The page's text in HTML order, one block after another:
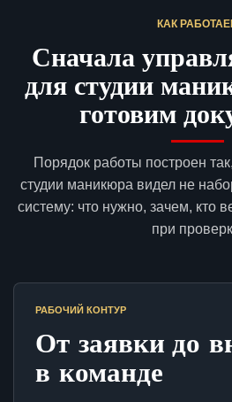
КАК
Сначала
для студии
готовим
Порядок работы построен
студии маникюра видел не
систему: что нужно, зачем, кто
при
РАБОЧИЙ КОНТУР
От заявки до
в команде